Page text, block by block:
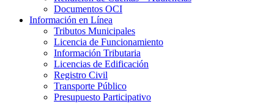
Documentos OCI
Información en Línea
Tributos Municipales
Licencia de Funcionamiento
Información Tributaria
Licencias de Edificación
Registro Civil
Transporte Público
Presupuesto Participativo